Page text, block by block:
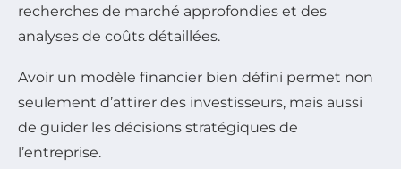
recherches de marché approfondies et des
analyses de coûts détaillées.
Avoir un modèle financier bien défini permet non
seulement d’attirer des investisseurs, mais aussi
de guider les décisions stratégiques de
l’entreprise.